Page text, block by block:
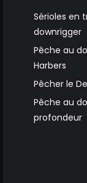
Sérioles en
downrigger
Pêche au
Harbers
Pêcher le
Pêche au
profondeur